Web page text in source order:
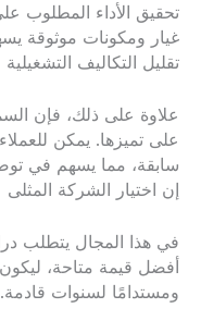
تحقيق الأداء المطلوب
غيار ومكونات موثوقة
تقليل التكاليف
علاوة على ذلك، فإن
على تميزها. يمكن
سابقة، مما يسهم في
إن اختيار الشركة المثلى
في هذا المجال يتطلب
أفضل قيمة متاحة،
ومستدامًا لسنوات قادمة.